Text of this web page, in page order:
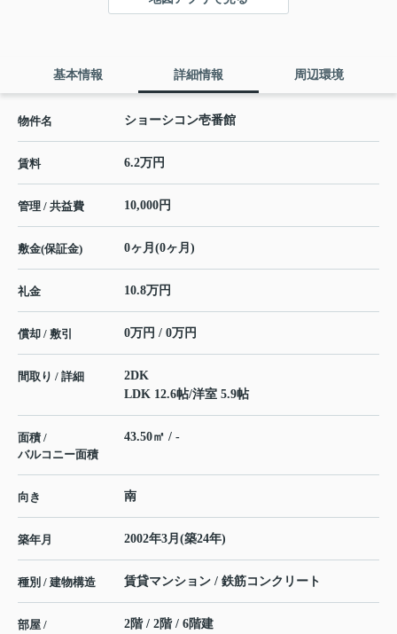
基本情報 詳細情報 周辺環境
物件名 ショーシコン壱番館
賃料 6.2万円
管理 / 共益費 10,000円
敷金(保証金) 0ヶ月(0ヶ月)
礼金 10.8万円
償却 / 敷引 0万円 / 0万円
間取り / 詳細
2DK
LDK 12.6帖/洋室 5.9帖
面積 /
バルコニー面積
43.50㎡ / -
向き 南
築年月 2002年3月(築24年)
種別 / 建物構造 賃貸マンション / 鉄筋コンクリート
部屋 /
2階 / 2階 / 6階建